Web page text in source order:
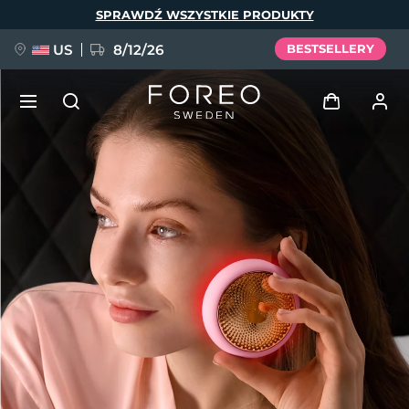
SPRAWDŹ WSZYSTKIE PRODUKTY
US 8/12/26 BESTSELLERY
Zaloguj
Profil użytkownika
Moje urządzenia
Moje zamówienia
Moje adresy
Moje subskrypcje
NOWOŚĆ
FAQ™ Pure Beauty-Tech Elixir
BREAKING NEWS
issa™ Teeth Whitening Set
Deutsch
Español
Français
Italiano
Português
Polski
Svenska
Русский
Türkçe
简体中文 繁體中文